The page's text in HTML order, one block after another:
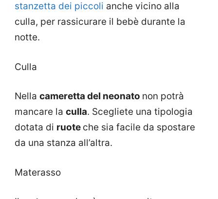
stanzetta dei piccoli anche vicino alla
culla, per rassicurare il bebè durante la
notte.
Culla
Nella cameretta del neonato non potrà
mancare la culla. Scegliete una tipologia
dotata di ruote che sia facile da spostare
da una stanza all’altra.
Materasso